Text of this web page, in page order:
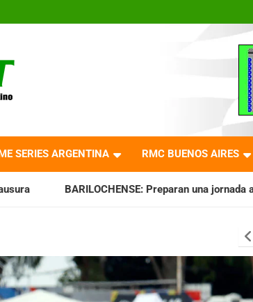
del
SERIES ARGENTINA RMC BUENOS AIRES
Preparan una jornada a puro espectáculo